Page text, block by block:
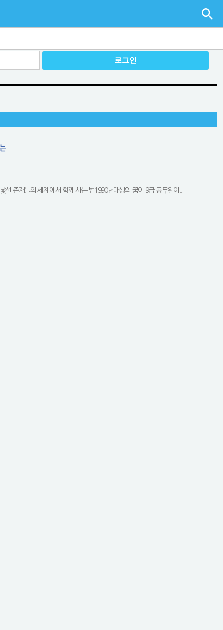
존재들의 세계에서 함께 사는 법1990년대생의 꿈이 9급 공무원이...